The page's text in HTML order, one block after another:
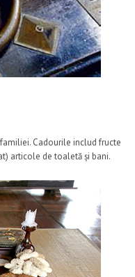
Cadourile includ fructe
articole de toaletă și bani.